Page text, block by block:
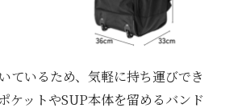
ているため、気軽に持ち運びでき
ケットやSUP本体を留めるバンド